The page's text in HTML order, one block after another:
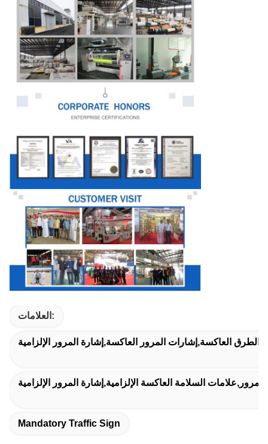
العلامات:
الطرق العاكسة,إشارات المرور العاكسة,إشارة المرور الإلزامية
السلامة العاكسة الإلزامية,إشارة المرور الإلزامية
Mandatory Traffic Sign